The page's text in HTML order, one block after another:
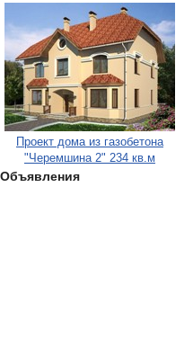
Проект дома из газобетона
"Черемшина 2" 234 кв.м
Объявления